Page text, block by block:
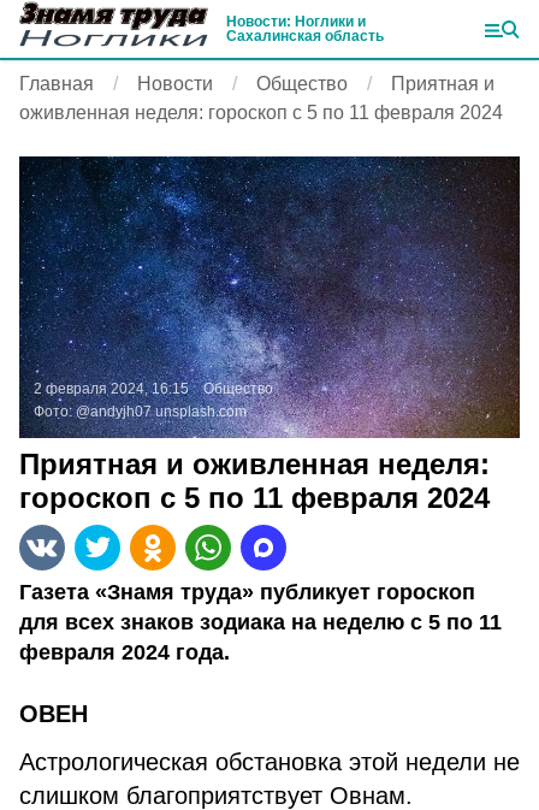
Новости: Ноглики и
Сахалинская область
Главная Новости Общество
Приятная и
оживленная неделя: гороскоп с 5 по 11 февраля 2024
2 февраля 2024, 16:15
Общество
Фото:@andyjh07 unsplash.com
Приятная и оживленная неделя:
гороскоп с 5 по 11 февраля 2024
Газета «Знамя труда» публикует гороскоп
для всех знаков зодиака на неделю с 5 по 11
февраля 2024 года.
ОВЕН
Астрологическая обстановка этой недели не
слишком благоприятствует Овнам.